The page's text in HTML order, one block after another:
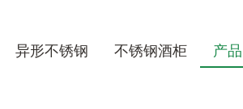
异形不锈钢 不锈钢酒柜 产